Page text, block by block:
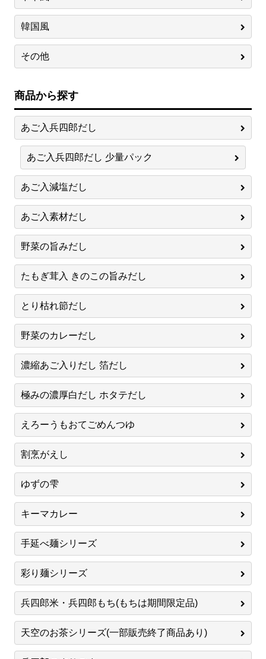
韓国風
その他
商品から探す
あご入兵四郎だし
あご入兵四郎だし 少量パック
あご入減塩だし
あご入素材だし
野菜の旨みだし
たもぎ茸入 きのこの旨みだし
とり枯れ節だし
野菜のカレーだし
濃縮あご入りだし 箔だし
極みの濃厚白だし ホタテだし
えろーうもおてごめんつゆ
割烹がえし
ゆずの雫
キーマカレー
手延べ麺シリーズ
彩り麺シリーズ
兵四郎米・兵四郎もち(もちは期間限定品)
天空のお茶シリーズ(一部販売終了商品あり)